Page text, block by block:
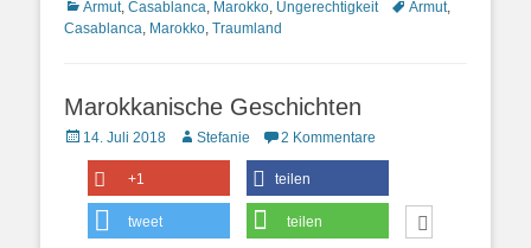
Kategorien
Armut, Casablanca, Marokko, Ungerechtigkeit Schlagworte
Armut,
Casablanca, Marokko, Traumland
Marokkanische Geschichten
Posted
14. Juli 2018 AutorStefanie 2 Kommentare
+1 teilen
tweet teilen